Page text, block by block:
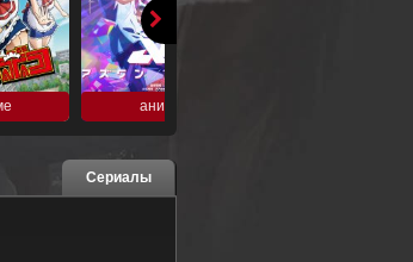
аниме
Сериалы